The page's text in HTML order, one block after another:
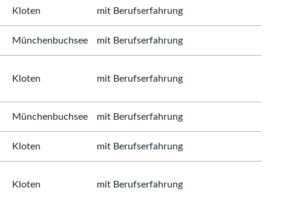
Kloten mit Berufserfahrung
Münchenbuchsee mit Berufserfahrung
Kloten mit Berufserfahrung
Münchenbuchsee mit Berufserfahrung
Kloten mit Berufserfahrung
Kloten mit Berufserfahrung